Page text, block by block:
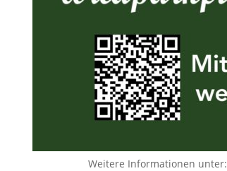
Weitere Informationen unter: